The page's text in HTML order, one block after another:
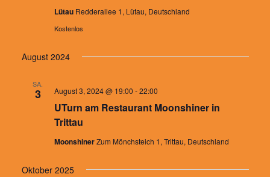
Lütau Redderallee 1, Lütau, Deutschland
Kostenlos
August 2024
SA.
3
UTurn am Restaurant Moonshiner in
Trittau
August 3, 2024 @ 19:00 -22:00
MoonshinerZum Mönchsteich 1, Trittau, Deutschland
Oktober 2025